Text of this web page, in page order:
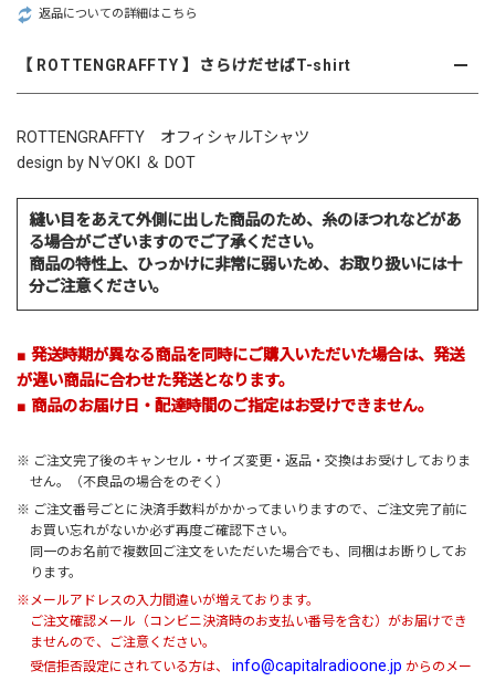
返品についての詳細はこちら
【 ROTTENGRAFFTY 】さらけだせばT-shirt
ROTTENGRAFFTY オフィシャルTシャツ
design by N∀OKI ＆ DOT
縫い目をあえて外側に出した商品のため、糸のほつれなどがあ
る場合がございますのでご了承ください。
商品の特性上、ひっかけに非常に弱いため、お取り扱いには十
分ご注意ください。
■ 発送時期が異なる商品を同時にご購入いただいた場合は、発送
が遅い商品に合わせた発送となります。
■ 商品のお届け日・配達時間のご指定はお受けできません。
※ ご注文完了後のキャンセル・サイズ変更・返品・交換はお受けしておりま
せん。（不良品の場合をのぞく）
※ ご注文番号ごとに決済手数料がかかってまいりますので、ご注文完了前に
お買い忘れがないか必ず再度ご確認下さい。
同一のお名前で複数回ご注文をいただいた場合でも、同梱はお断りしてお
ります。
※メールアドレスの入力間違いが増えております。
ご注文確認メール（コンビニ決済時のお支払い番号を含む）がお届けでき
ませんので、ご注意ください。
受信拒否設定にされている方は、 info@capitalradioone.jp からのメー